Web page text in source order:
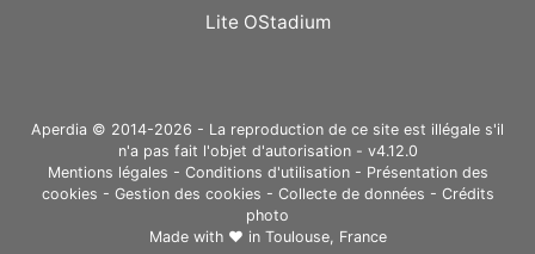
Lite OStadium
Aperdia © 2014-2026 - La reproduction de ce site est illégale s'il
n'a pas fait l'objet d'autorisation - v4.12.0
Mentions légales - Conditions d'utilisation- Présentation des
cookies - Gestion des cookies - Collecte de données - Crédits
photo
Made with ❤ in Toulouse, France